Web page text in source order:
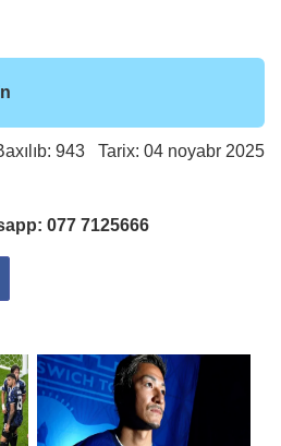
943 Tarix: 04 noyabr 2025
077 7125666